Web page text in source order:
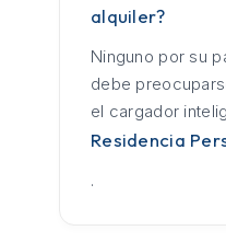
alquiler?
Ninguno por su
debe
el cargador
Residencia
.